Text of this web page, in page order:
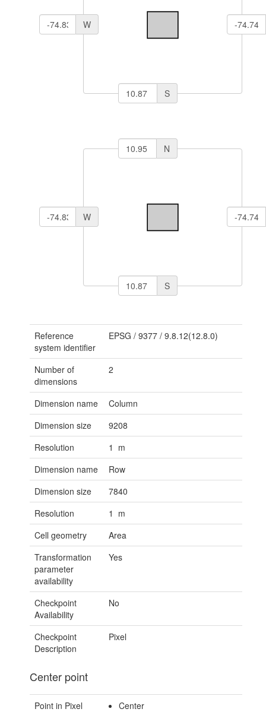
S
W
N
S
W
Reference
system identifier
EPSG /9377 /9.8.12(12.8.0)
Number of
dimensions
2
Dimension name
Column
Dimension size
9208
Resolution
1 m
Dimension name
Row
Dimension size
7840
Resolution
1 m
Cell geometry
Area
Transformation
parameter
availability
Yes
Checkpoint
Availability
No
Checkpoint
Description
Pixel
Center point
Point in Pixel Center